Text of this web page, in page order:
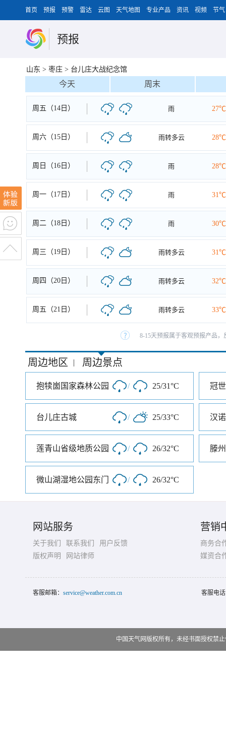
首页 预报 预警 雷达 云图 天气地图 专业产品 资讯 视频 节气
预报
山东 > 枣庄 > 台儿庄大战纪念馆
今天 周末
周五（14日） 雨 27℃
周六（15日） 雨转多云 28℃
周日（16日） 雨 28℃
周一（17日） 雨 31℃
周二（18日） 雨 30℃
周三（19日） 雨转多云 31℃
周四（20日） 雨转多云 32℃
周五（21日） 雨转多云 33℃
8-15天预报属于客观预报产品
周边地区 | 周边景点
抱犊崮国家森林公园 / 25/31°C 冠
台儿庄古城 / 25/33°C 汉
莲青山省级地质公园 / 26/32°C 滕
微山湖湿地公园东门 / 26/32°C
网站服务
关于我们 联系我们
用户反馈
版权声明
网站律师
营销
商务合
媒资合
客服邮箱： service@weather.com.cn 客服电
中国天气网版权所有，未经书面授权